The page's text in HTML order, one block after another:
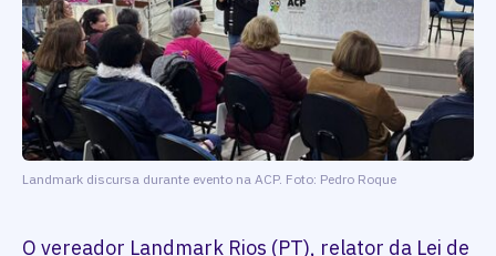
Landmark discursa durante evento na ACP. Foto: Pedro Roque
O vereador Landmark Rios (PT), relator da Lei de